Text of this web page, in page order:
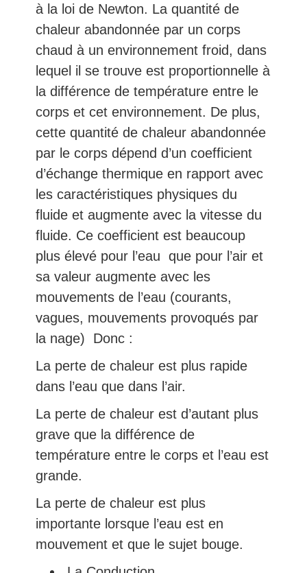
à la loi de Newton. La quantité de
chaleur abandonnée par un corps
chaud à un environnement froid, dans
lequel il se trouve est proportionnelle à
la différence de température entre le
corps et cet environnement. De plus,
cette quantité de chaleur abandonnée
par le corps dépend d’un coefficient
d’échange thermique en rapport avec
les caractéristiques physiques du
fluide et augmente avec la vitesse du
fluide. Ce coefficient est beaucoup
plus élevé pour l’eau que pour l’air et
sa valeur augmente avec les
mouvements de l’eau (courants,
vagues, mouvements provoqués par
la nage) Donc :
La perte de chaleur est plus rapide
dans l’eau que dans l’air.
La perte de chaleur est d’autant plus
grave que la différence de
température entre le corps et l’eau est
grande.
La perte de chaleur est plus
importante lorsque l’eau est en
mouvement et que le sujet bouge.